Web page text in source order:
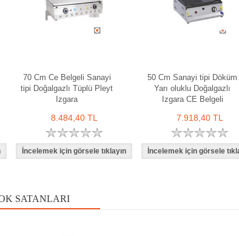
70 Cm Ce Belgeli Sanayi
tipi Doğalgazlı Tüplü Pleyt
Izgara
8.484,40 TL
50 Cm Sanayi tipi Döküm
Yarı oluklu Doğalgazlı
Izgara CE Belgeli
7.918,40 TL
SATANLARI